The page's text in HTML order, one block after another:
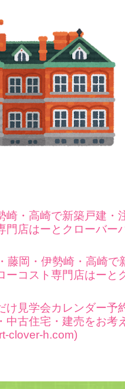
崎・高崎で新築戸建・
門店はーとクローバー
藤岡・伊勢崎・高崎で
コスト専門店はーと
け見学会カレンダー予
中古住宅・建売をお考
clover-h.com)